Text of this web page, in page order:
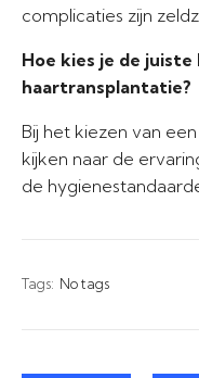
complicaties zijn
Hoe kies je de
haartransplantatie?
Bij het kiezen van
kijken naar de
de
Tags: No tags